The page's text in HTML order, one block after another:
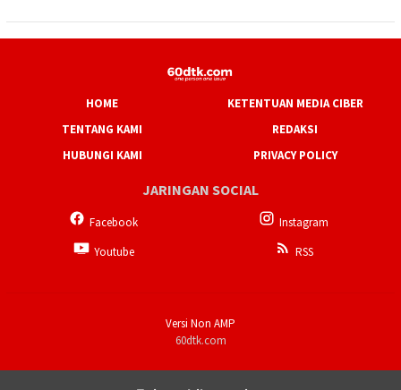
HOME
KETENTUAN MEDIA CIBER
TENTANG KAMI
REDAKSI
HUBUNGI KAMI
PRIVACY POLICY
JARINGAN SOCIAL
Facebook
Instagram
Youtube
RSS
Versi Non AMP
60dtk.com